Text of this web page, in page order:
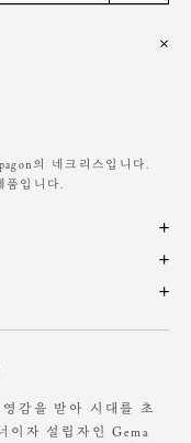
의 네크리스입니다.
품입니다.
과 위치에 따라 1~3cm
합니다.
아주시고,
는 것을 권해드립니다.
감을 받아 시대를 초
이자 설립자인 Gema